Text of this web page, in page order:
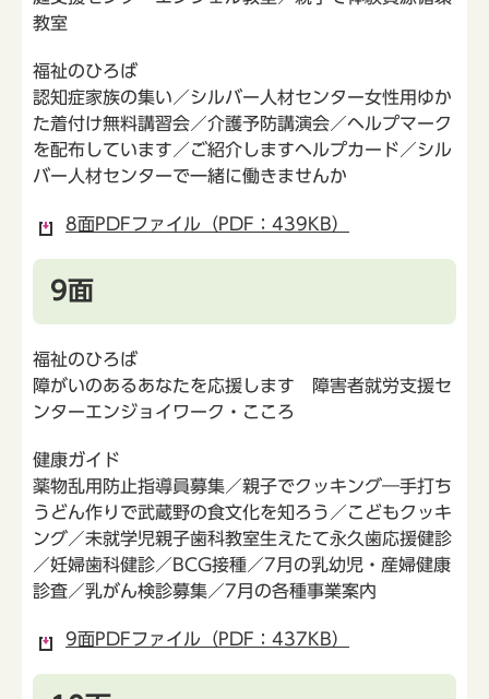
教室
福祉のひろば
認知症家族の集い／シルバー人材センター女性用ゆか
た着付け無料講習会／介護予防講演会／ヘルプマーク
を配布しています／ご紹介しますヘルプカード／シル
バー人材センターで一緒に働きませんか
8面PDFファイル（PDF：439KB）
9面
福祉のひろば
障がいのあるあなたを応援します 障害者就労支援セ
ンターエンジョイワーク・こころ
健康ガイド
薬物乱用防止指導員募集／親子でクッキング―手打ち
うどん作りで武蔵野の食文化を知ろう／こどもクッキ
ング／未就学児親子歯科教室生えたて永久歯応援健診
／妊婦歯科健診／BCG接種／7月の乳幼児・産婦健康
診査／乳がん検診募集／7月の各種事業案内
9面PDFファイル（PDF：437KB）